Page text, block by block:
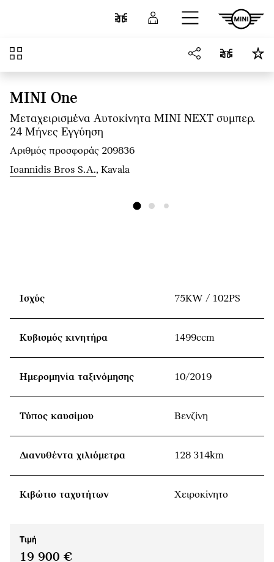
Μετάβαση στο κύριο περιεχόμενο
Σύγκριση Σύνδεση
Επισκόπηση
MINI One
Μεταχειρισμένα Αυτοκίνητα MINI NEXT συμπερ.
24 Μήνες Εγγύηση
Αριθμός προσφοράς 209836
Ioannidis Bros S.A., Kavala
Ισχύς 75KW / 102PS
Κυβισμός κινητήρα 1499ccm
Ημερομηνία ταξινόμησης 10/2019
Τύπος καυσίμου Βενζίνη
Διανυθέντα χιλιόμετρα 128 314km
Κιβώτιο ταχυτήτων Χειροκίνητο
Τιμή
19 900 €